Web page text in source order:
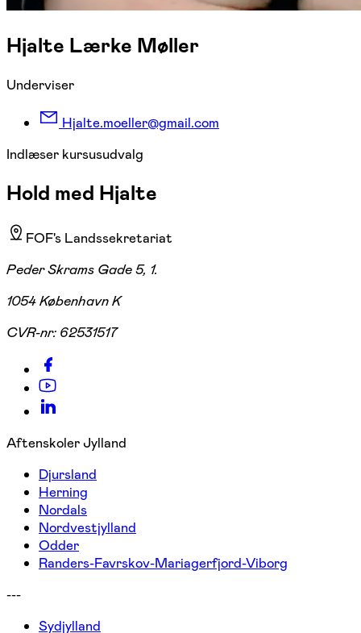
Hjalte Lærke Møller
Underviser
Hjalte.moeller@gmail.com
Indlæser kursusudvalg
Hold med Hjalte
FOF's Landssekretariat
Peder Skrams Gade 5, 1.
1054 København K
CVR-nr: 62531517
Aftenskoler Jylland
Djursland
Herning
Nordals
Nordvestjylland
Odder
Randers-Favrskov-Mariagerfjord-Viborg
---
Sydjylland